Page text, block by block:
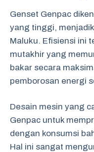
Genset Genpac
yang tinggi,
Maluku. Efisiensi ini
mutakhir yang
bakar secara
pemborosan energi
Desain mesin yang
Genpac untuk
dengan konsumsi
Hal ini sangat